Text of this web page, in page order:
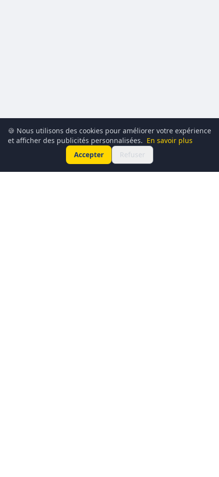
🍪 Nous utilisons des cookies pour améliorer votre expérience
et afficher des publicités personnalisées. En savoir plus
Accepter
Refuser